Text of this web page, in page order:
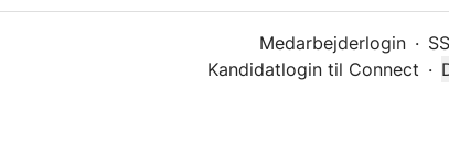
Medarbejderlogin ·
Kandidatlogin til Connect ·